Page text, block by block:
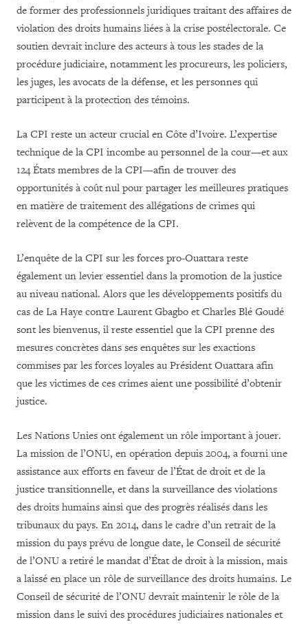
de former des professionnels juridiques traitant des affaires de
violation des droits humains liées à la crise postélectorale. Ce
soutien devrait inclure des acteurs à tous les stades de la
procédure judiciaire, notamment les procureurs, les policiers,
les juges, les avocats de la défense, et les personnes qui
participent à la protection des témoins.
La CPI reste un acteur crucial en Côte d’Ivoire. L’expertise
technique de la CPI incombe au personnel de la cour—et aux
124 États membres de la CPI—afin de trouver des
opportunités à coût nul pour partager les meilleures pratiques
en matière de traitement des allégations de crimes qui
relèvent de la compétence de la CPI.
L’enquête de la CPI sur les forces pro-Ouattara reste
également un levier essentiel dans la promotion de la justice
au niveau national. Alors que les développements positifs du
cas de La Haye contre Laurent Gbagbo et Charles Blé Goudé
sont les bienvenus, il reste essentiel que la CPI prenne des
mesures concrètes dans ses enquêtes sur les exactions
commises par les forces loyales au Président Ouattara afin
que les victimes de ces crimes aient une possibilité d’obtenir
justice.
Les Nations Unies ont également un rôle important à jouer.
La mission de l’ONU, en opération depuis 2004, a fourni une
assistance aux efforts en faveur de l’État de droit et de la
justice transitionnelle, et dans la surveillance des violations
des droits humains ainsi que des progrès réalisés dans les
tribunaux du pays. En 2014, dans le cadre d’un retrait de la
mission du pays prévu de longue date, le Conseil de sécurité
de l’ONU a retiré le mandat d’État de droit à la mission, mais
a laissé en place un rôle de surveillance des droits humains. Le
Conseil de sécurité de l’ONU devrait maintenir le rôle de la
mission dans le suivi des procédures judiciaires nationales et